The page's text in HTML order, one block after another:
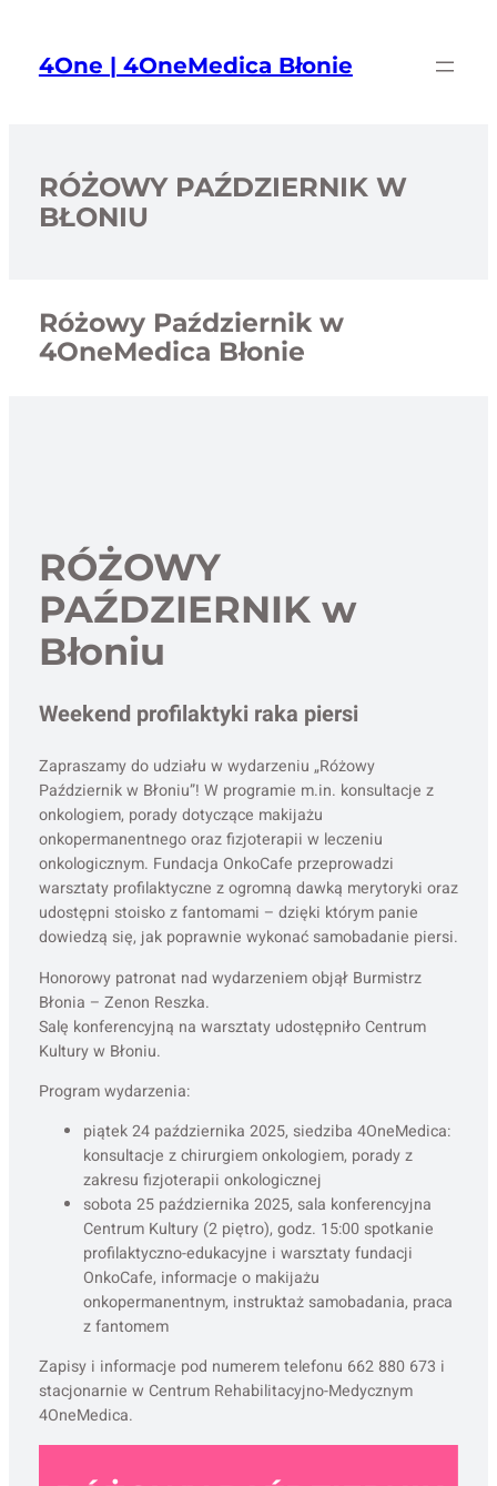
treści4One | 4OneMedica Błonie
RÓŻOWY PAŹDZIERNIK W
BŁONIU
Różowy Październik w
4OneMedica Błonie
RÓŻOWY
PAŹDZIERNIK w
Błoniu
Weekend profilaktyki raka piersi
Zapraszamy do udziału w wydarzeniu „Różowy
Październik w Błoniu”! W programie m.in. konsultacje z
onkologiem, porady dotyczące makijażu
onkopermanentnego oraz fizjoterapii w leczeniu
onkologicznym. Fundacja OnkoCafe przeprowadzi
warsztaty profilaktyczne z ogromną dawką merytoryki oraz
udostępni stoisko z fantomami – dzięki którym panie
dowiedzą się, jak poprawnie wykonać samobadanie piersi.
Honorowy patronat nad wydarzeniem objął Burmistrz
Błonia – Zenon Reszka.
Salę konferencyjną na warsztaty udostępniło Centrum
Kultury w Błoniu.
Program wydarzenia:
piątek 24 października 2025, siedziba 4OneMedica:
konsultacje z chirurgiem onkologiem, porady z
zakresu fizjoterapii onkologicznej
sobota 25 października 2025, sala konferencyjna
Centrum Kultury (2 piętro), godz. 15:00 spotkanie
profilaktyczno-edukacyjne i warsztaty fundacji
OnkoCafe, informacje o makijażu
onkopermanentnym, instruktaż samobadania, praca
z fantomem
Zapisy i informacje pod numerem telefonu 662 880 673 i
stacjonarnie w Centrum Rehabilitacyjno-Medycznym
4OneMedica.